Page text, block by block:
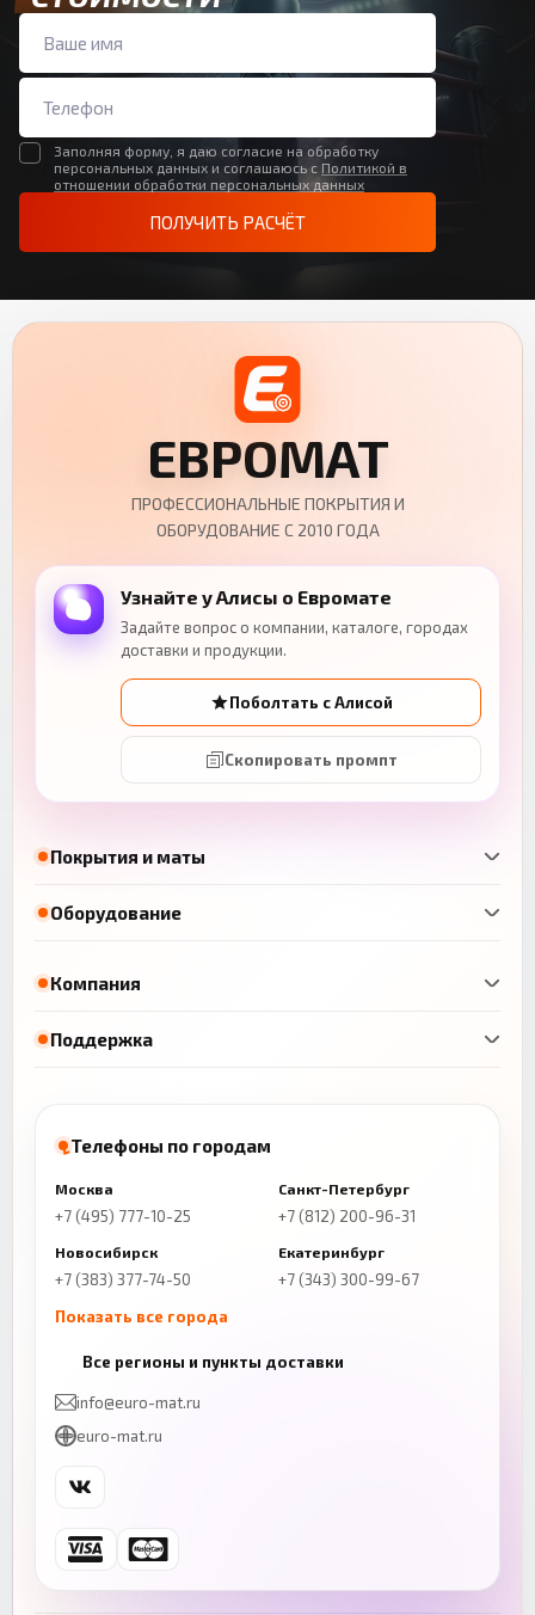
Заполняя форму, я даю согласие на обработку
персональных данных и соглашаюсь с Политикой в
отношении обработки персональных данных
ПОЛУЧИТЬ РАСЧЁТ
Покрытия и маты
Оборудование
ЕВРОМАТ
ПРОФЕССИОНАЛЬНЫЕ ПОКРЫТИЯ И
ОБОРУДОВАНИЕ С 2010 ГОДА
Узнайте у Алисы о Евромате
Задайте вопрос о компании, каталоге, городах
доставки и продукции.
Поболтать с Алисой
Скопировать промпт
Компания
Поддержка
Телефоны по городам
Москва
+7 (495) 777-10-25
Санкт-Петербург
+7 (812) 200-96-31
Новосибирск
+7 (383) 377-74-50
Екатеринбург
+7 (343) 300-99-67
Показать все города
+7 (843) 206-01-30
Челябинск
+7 (343) 300-99-67
Ростов-на-Дону
+7 (863) 333-50-75
Все регионы и пункты доставки
info@euro-mat.ru
euro-mat.ru